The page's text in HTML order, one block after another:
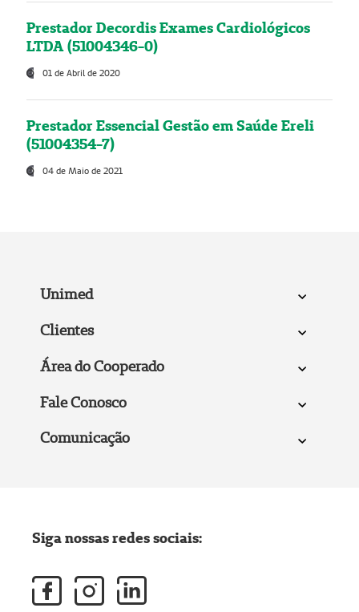
Prestador Decordis Exames Cardiológicos
LTDA (51004346-0)
01 de Abril de 2020
Prestador Essencial Gestão em Saúde Ereli
(51004354-7)
04 de Maio de 2021
Unimed
Clientes
Área do Cooperado
Fale Conosco
Comunicação
Siga nossas redes sociais: